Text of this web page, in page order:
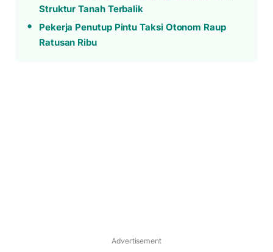
Struktur Tanah Terbalik
Pekerja Penutup Pintu Taksi Otonom Raup
Ratusan Ribu
Advertisement